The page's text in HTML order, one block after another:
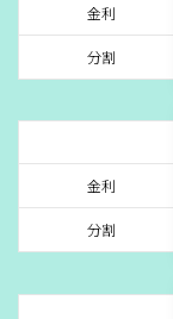
金利
分割
金利
分割